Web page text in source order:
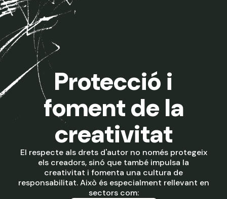
Protecció i
foment de la
creativitat
El respecte als drets d'autor no només protegeix
els creadors, sinó que també impulsa la
creativitat i fomenta una cultura de
responsabilitat. Això és especialment rellevant en
sectors com: